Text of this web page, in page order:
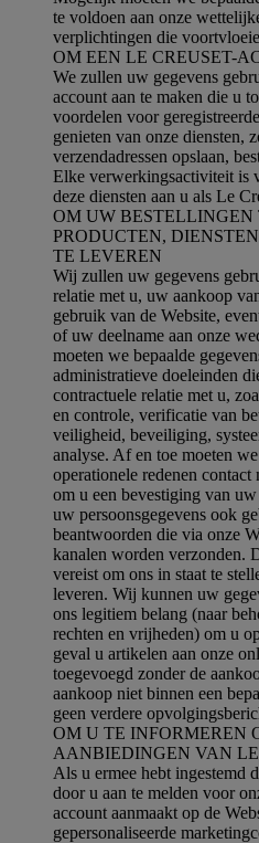
te voldoen aan onze
verplichtingen die
OM EEN LE CREUSET-
We zullen uw gegevens
account aan te maken die u
voordelen voor
genieten van onze diensten,
verzendadressen opslaan,
Elke verwerkingsactiviteit is
deze diensten aan u als Le
OM UW BESTELLINGEN
PRODUCTEN,
TE LEVEREN
Wij zullen uw gegevens
relatie met u, uw aankoop
gebruik van de Website,
of uw deelname aan onze
moeten we bepaalde
administratieve doeleinden
contractuele relatie met u,
en controle, verificatie van
veiligheid, beveiliging,
analyse. Af en toe moeten
operationele redenen
om u een bevestiging van
uw persoonsgegevens ook
beantwoorden die via onze
kanalen worden verzonden.
vereist om ons in staat te
leveren. Wij kunnen uw
ons legitiem belang (naar
rechten en vrijheden) om u
geval u artikelen aan onze
toegevoegd zonder de
aankoop niet binnen een
geen verdere
OM U TE INFORMEREN
AANBIEDINGEN VAN
Als u ermee hebt ingestemd
door u aan te melden voor
account aanmaakt op de
gepersonaliseerde